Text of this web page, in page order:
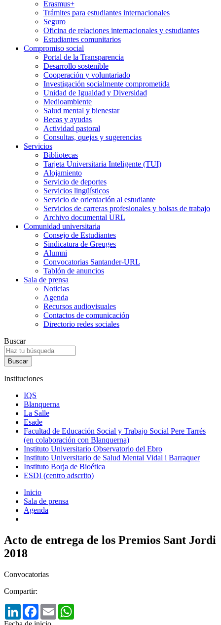
Erasmus+
Trámites para estudiantes internacionales
Seguro
Oficina de relaciones internacionales y estudiantes
Estudiantes comunitarios
Compromiso social
Portal de la Transparencia
Desarrollo sostenible
Cooperación y voluntariado
Investigación socialmente comprometida
Unidad de Igualdad y Diversidad
Medioambiente
Salud mental y bienestar
Becas y ayudas
Actividad pastoral
Consultas, quejas y sugerencias
Servicios
Bibliotecas
Tarjeta Universitaria Inteligente (TUI)
Alojamiento
Servicio de deportes
Servicios lingüísticos
Servicio de orientación al estudiante
Servicios de carreras profesionales y bolsas de trabajo
Archivo documental URL
Comunidad universitaria
Consejo de Estudiantes
Sindicatura de Greuges
Alumni
Convocatorias Santander-URL
Tablón de anuncios
Sala de prensa
Noticias
Agenda
Recursos audiovisuales
Contactos de comunicación
Directorio redes sociales
Buscar
Instituciones
IQS
Blanquerna
La Salle
Esade
Facultad de Educación Social y Trabajo Social Pere Tarrés
(en colaboración con Blanquerna)
Instituto Universitario Observatorio del Ebro
Instituto Universitario de Salud Mental Vidal i Barraquer
Instituto Borja de Bioética
ESDI (centro adscrito)
Inicio
Sala de prensa
Agenda
Acto de entrega de los Premios Sant Jordi
2018
Convocatorias
Compartir:
LinkedInFacebook
Email